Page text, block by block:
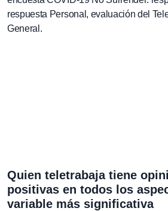
respuesta Personal, evaluación del
General.
Quien teletrabaja tiene
positivas en todos los
variable más significativa